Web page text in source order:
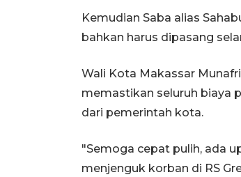
Kemudian Saba alias
bahkan harus dipasang
Wali Kota Makassar
memastikan seluruh biaya
dari pemerintah kota.
"Semoga cepat pulih, ada
menjenguk korban di RS